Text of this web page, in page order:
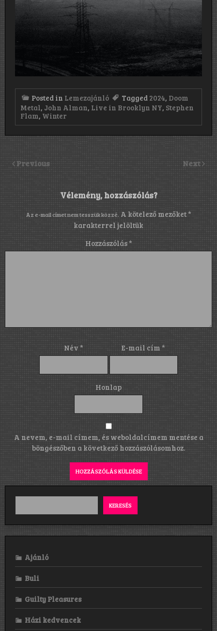
Posted in Lemezajánló Tagged 2024, Doom
Metal, John Alman, Live in Brooklyn NY, Stephen
Flam, Winter
Previous Next
Vélemény, hozzászólás?
Az e-mail címet nem tesszük közzé. A kötelező mezőket *
karakterrel jelöltük
Hozzászólás*
Név * E-mail cím*
Honlap
A nevem, e-mail címem, és weboldalcímem mentése a
böngészőben a következő hozzászólásomhoz.
KERESÉS
Ajánló
Buli
Guilty Pleasures
Házi kedvencek